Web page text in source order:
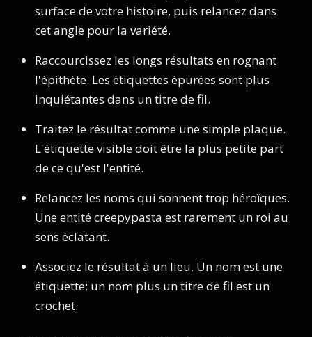
surface de votre histoire, puis relancez dans
cet angle pour la variété.
Raccourcissez les longs résultats en rognant
l'épithète. Les étiquettes épurées sont plus
inquiétantes dans un titre de fil.
Traitez le résultat comme une simple plaque.
L'étiquette visible doit être la plus petite part
de ce qu'est l'entité.
Relancez les noms qui sonnent trop héroïques.
Une entité creepypasta est rarement un roi au
sens éclatant.
Associez le résultat à un lieu. Un nom est une
étiquette; un nom plus un titre de fil est un
crochet.